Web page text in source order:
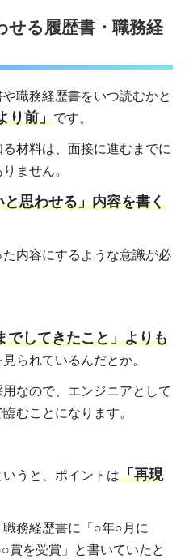
せる履歴書・職務経
職務経歴書をいつ読むかと
り前」です。
材料は、面接に進むまでに
ません。
思わせる」内容を書く
内容にするような意識が必
でしてきたこと」よりも
られているんだとか。
なので、エンジニアとして
むことになります。
うと、ポイントは「再現
務経歴書に「○年○月に
賞を受賞」と書いていたと